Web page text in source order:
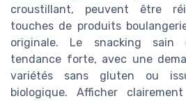
croustillant, peuvent être
touches de produits
originale. Le snacking sain
tendance forte, avec une
variétés sans gluten ou
biologique. Afficher